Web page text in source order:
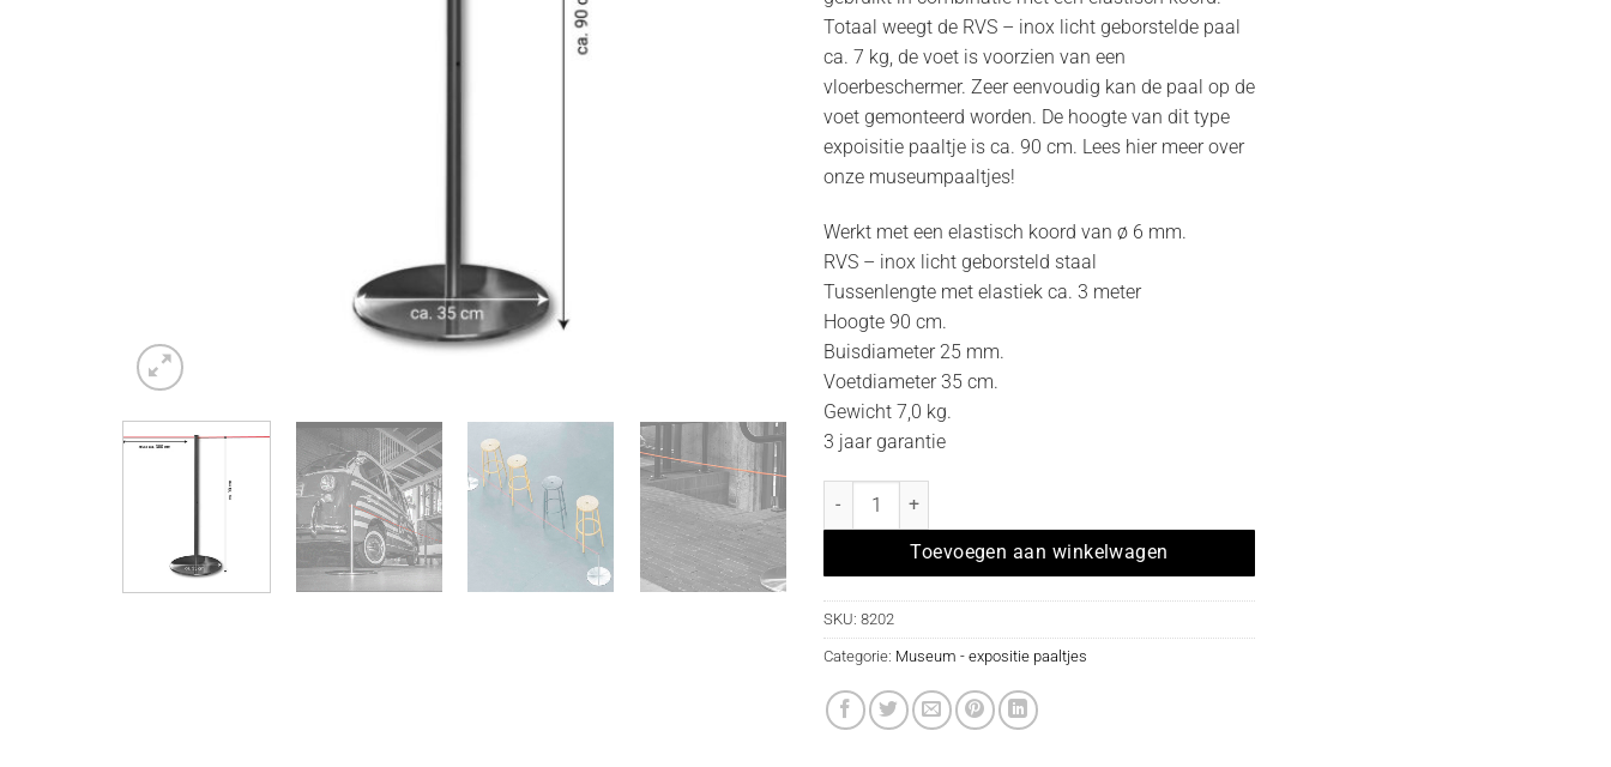
Totaal weegt de RVS – inox licht geborstelde paal
ca. 7 kg, de voet is voorzien van een
vloerbeschermer. Zeer eenvoudig kan de paal op de
voet gemonteerd worden. De hoogte van dit type
expoisitie paaltje is ca. 90 cm. Lees hier meer over
onze museumpaaltjes!
Werkt met een elastisch koord van ø 6 mm.
RVS – inox licht geborsteld staal
Tussenlengte met elastiek ca. 3 meter
Hoogte 90 cm.
Buisdiameter 25 mm.
Voetdiameter 35 cm.
Gewicht 7,0 kg.
3 jaar garantie
Museumpaal expo-liner - RVS inox licht geschuurd hoeveelheid
Toevoegen aan winkelwagen
SKU: 8202
Categorie: Museum - expositie paaltjes